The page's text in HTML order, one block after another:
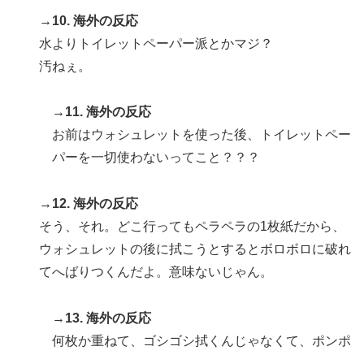
→10. 海外の反応
水よりトイレットペーパー派とかマジ？
汚ねぇ。
→11. 海外の反応
お前はウォシュレットを使った後、トイレットペー
パーを一切使わないってこと？？？
→12. 海外の反応
そう、それ。どこ行ってもペラペラの1枚紙だから、
ウォシュレットの後に拭こうとするとボロボロに破れ
てへばりつくんだよ。意味ないじゃん。
→13. 海外の反応
何枚か重ねて、ゴシゴシ拭くんじゃなくて、ポンポ